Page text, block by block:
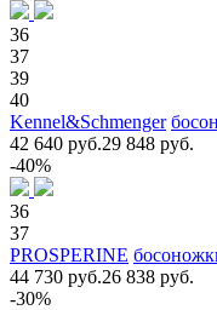
36
37
39
40
Kennel&Schmenger
42 640 руб.29 848 руб.
-40%
36
37
PROSPERINE
44 730 руб.26 838 руб.
-30%